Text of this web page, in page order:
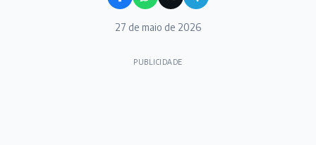
27 de maio de 2026
PUBLICIDADE